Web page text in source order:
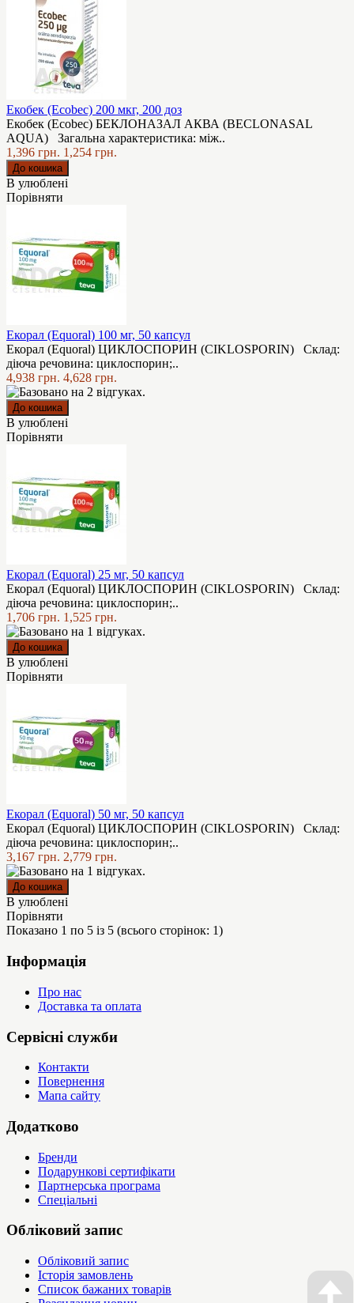
Екобек (Ecobec) 200 мкг, 200 доз
Екобек (Ecobec) БЕКЛОНАЗАЛ АКВА (BECLONASAL
AQUA) Загальна характеристика: між..
1,396 грн. 1,254 грн.
В улюблені
Порівняти
Екорал (Equoral) 100 мг, 50 капсул
Екорал (Equoral) ЦИКЛОСПОРИН (CIKLOSPORIN) Склад:
діюча речовина: циклоспорин;..
4,938 грн. 4,628 грн.
В улюблені
Порівняти
Екорал (Equoral) 25 мг, 50 капсул
Екорал (Equoral) ЦИКЛОСПОРИН (CIKLOSPORIN) Склад:
діюча речовина: циклоспорин;..
1,706 грн. 1,525 грн.
В улюблені
Порівняти
Екорал (Equoral) 50 мг, 50 капсул
Екорал (Equoral) ЦИКЛОСПОРИН (CIKLOSPORIN) Склад:
діюча речовина: циклоспорин;..
3,167 грн. 2,779 грн.
В улюблені
Порівняти
Показано 1 по 5 із 5 (всього сторінок: 1)
Інформація
Про нас
Доставка та оплата
Сервісні служби
Контакти
Повернення
Мапа сайту
Додатково
Бренди
Подарункові сертифікати
Партнерська програма
Спеціальні
Обліковий запис
Обліковий запис
Історія замовлень
Список бажаних товарів